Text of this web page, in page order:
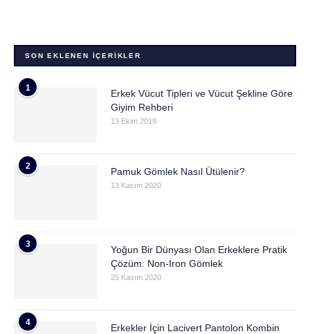
SON EKLENEN İÇERIKLER
1
Erkek Vücut Tipleri ve Vücut Şekline Göre
Giyim Rehberi
13 Ekim 2019
2
Pamuk Gömlek Nasıl Ütülenir?
13 Kasım 2020
3
Yoğun Bir Dünyası Olan Erkeklere Pratik
Çözüm: Non-Iron Gömlek
25 Kasım 2020
4
Erkekler İçin Lacivert Pantolon Kombin